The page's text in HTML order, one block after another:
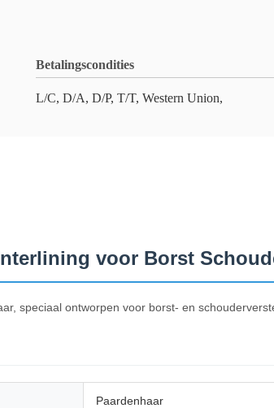
Betalingscondities
L/C, D/A, D/P, T/T, Western Union,
voor Borst
speciaal ontworpen voor borst- en
Paardenhaar